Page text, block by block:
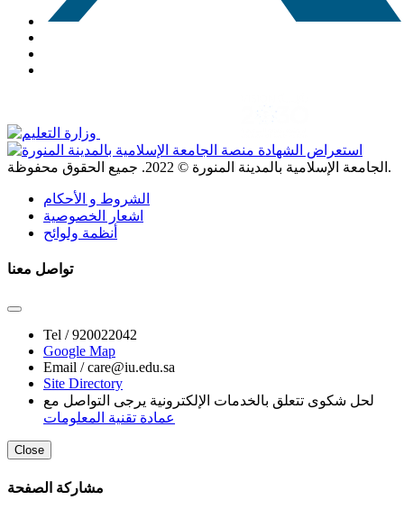
الجامعة الإسلامية بالمدينة المنورة © 2022 . جميع الحقوق محفوظة.
الشروط و الأحكام
اشعار الخصوصية
أنظمة ولوائح
تواصل معنا
Tel /920022042
Google Map
Email /care@iu.edu.sa
Site Directory
لحل شكوى تتعلق بالخدمات الإلكترونية يرجى التواصل مع
عمادة تقنية المعلومات
Close
مشاركة الصفحة